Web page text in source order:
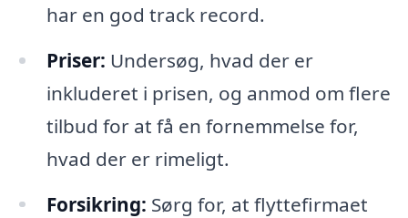
har en god track record.
Priser: Undersøg, hvad der er
inkluderet i prisen, og anmod om flere
tilbud for at få en fornemmelse for,
hvad der er rimeligt.
Forsikring: Sørg for, at flyttefirmaet